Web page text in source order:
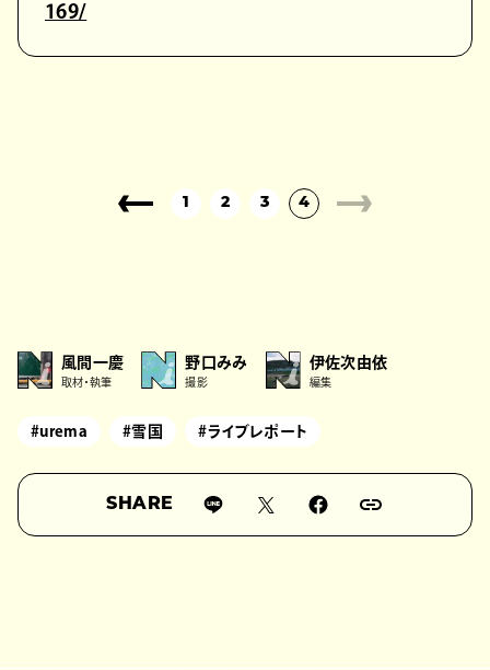
169/
1 2 3 4
風間一慶
取材・執筆
野口みみ
撮影
伊佐次由依
編集
#urema #雪国 #ライブレポート
SHARE